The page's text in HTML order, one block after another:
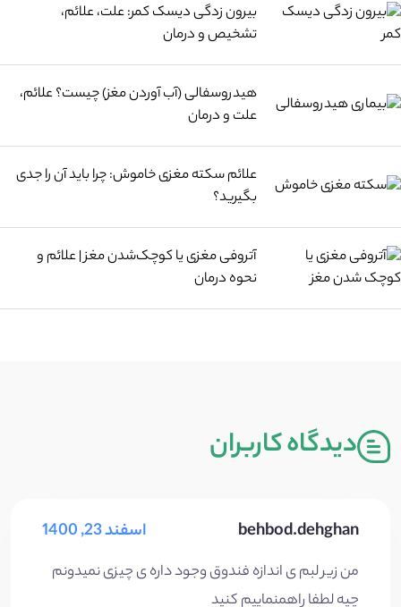
بیرون زدگی دیسک کمر: علت، علائم،
تشخیص و درمان
هیدروسفالی (آب آوردن مغز) چیست؟ علائم،
علت و درمان
علائم سکته مغزی خاموش: چرا باید آن را جدی
بگیرید؟
آتروفی مغزی یا کوچک‌شدن مغز | علائم و
نحوه درمان
دیدگاه کاربران
behbod.dehghan اسفند 23, 1400
من زیر لبم ی اندازه فندوق وجود داره ی چیزی نمیدونم
چیه لطفا راهمنماییم کنید